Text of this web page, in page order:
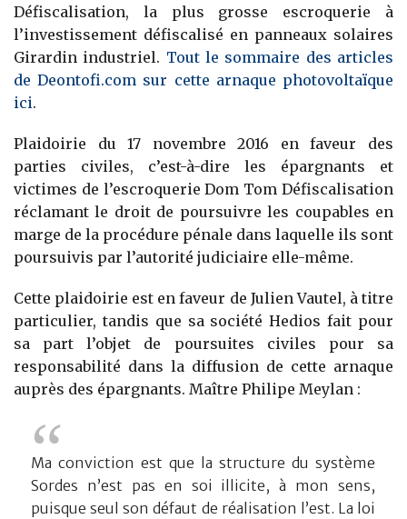
Défiscalisation, la plus grosse escroquerie à
l’investissement défiscalisé en panneaux solaires
Girardin industriel. Tout le sommaire des articles
de Deontofi.com sur cette arnaque photovoltaïque
ici.
Plaidoirie du 17 novembre 2016 en faveur des
parties civiles, c’est-à-dire les épargnants et
victimes de l’escroquerie Dom Tom Défiscalisation
réclamant le droit de poursuivre les coupables en
marge de la procédure pénale dans laquelle ils sont
poursuivis par l’autorité judiciaire elle-même.
Cette plaidoirie est en faveur de Julien Vautel, à titre
particulier, tandis que sa société Hedios fait pour
sa part l’objet de poursuites civiles pour sa
responsabilité dans la diffusion de cette arnaque
auprès des épargnants. Maître Philipe Meylan :
Ma conviction est que la structure du système
Sordes n’est pas en soi illicite, à mon sens,
puisque seul son défaut de réalisation l’est. La loi